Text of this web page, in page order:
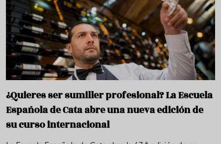
¿Quieres ser sumiller profesional? La Escuela
Española de Cata abre una nueva edición de
su curso internacional